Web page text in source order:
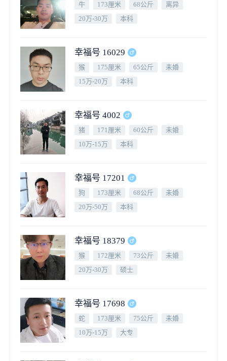
牛 173厘米 68公斤
离异
20万-30万
本科
幸福号 16029
猴 175厘米 65公斤
未婚
15万-20万
本科
幸福号 4002
猪 171厘米 60公斤
未婚
10万-15万
本科
幸福号 17201
狗 173厘米 68公斤
未婚
20万-50万
本科
幸福号 18379
猴 172厘米 73公斤
未婚
20万-30万
硕士
幸福号 17698
蛇 173厘米 75公斤
未婚
10万-15万
大专